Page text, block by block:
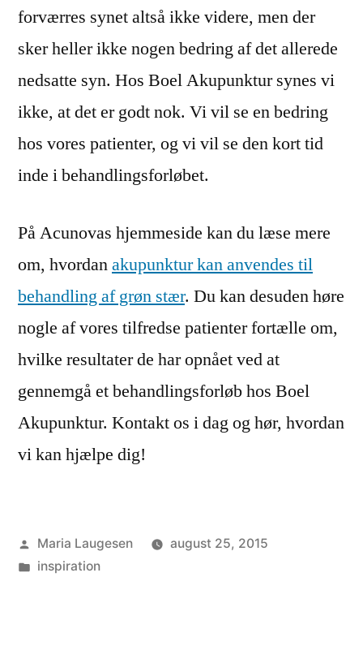
forværres synet altså ikke videre, men der
sker heller ikke nogen bedring af det allerede
nedsatte syn. Hos Boel Akupunktur synes vi
ikke, at det er godt nok. Vi vil se en bedring
hos vores patienter, og vi vil se den kort tid
inde i behandlingsforløbet.
På Acunovas hjemmeside kan du læse mere
om, hvordanakupunktur kan anvendes til
behandling af grøn stær. Du kan desuden høre
nogle af vores tilfredse patienter fortælle om,
hvilke resultater de har opnået ved at
gennemgå et behandlingsforløb hos Boel
Akupunktur. Kontakt os i dag og hør, hvordan
vi kan hjælpe dig!
Posted
by
Maria Laugesen
august 25, 2015
Posted
inspiration